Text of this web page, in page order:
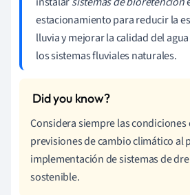
estacionamiento para reducir la
lluvia y mejorar la calidad del
los sistemas fluviales naturales.
Considera siempre las condiciones
previsiones de cambio climático al
implementación de sistemas de
sostenible.